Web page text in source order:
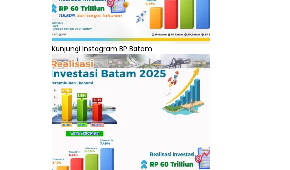
Kunjungi Instagram BP Batam